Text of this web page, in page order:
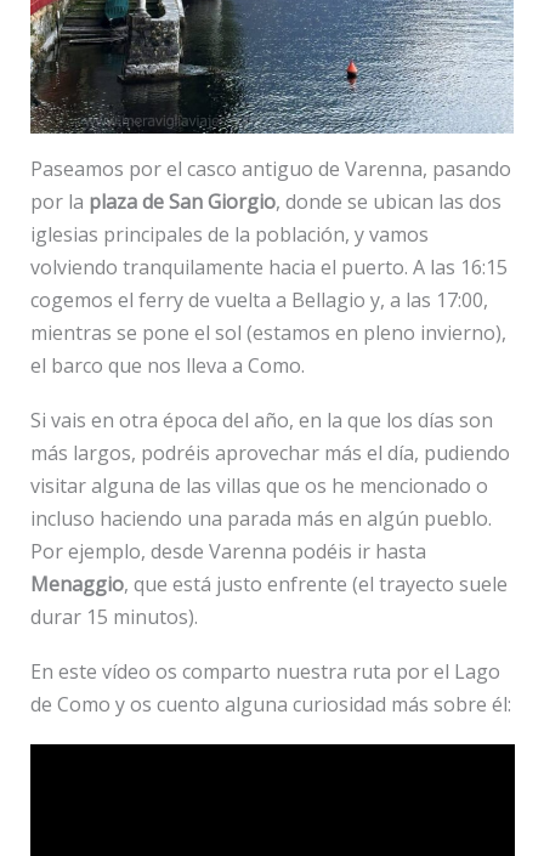
Paseamos por el casco antiguo de Varenna, pasando
por la plaza de San Giorgio, donde se ubican las dos
iglesias principales de la población, y vamos
volviendo tranquilamente hacia el puerto. A las 16:15
cogemos el ferry de vuelta a Bellagio y, a las 17:00,
mientras se pone el sol (estamos en pleno invierno),
el barco que nos lleva a Como.
Si vais en otra época del año, en la que los días son
más largos, podréis aprovechar más el día, pudiendo
visitar alguna de las villas que os he mencionado o
incluso haciendo una parada más en algún pueblo.
Por ejemplo, desde Varenna podéis ir hasta
Menaggio, que está justo enfrente (el trayecto suele
durar 15 minutos).
En este vídeo os comparto nuestra ruta por el Lago
de Como y os cuento alguna curiosidad más sobre él: